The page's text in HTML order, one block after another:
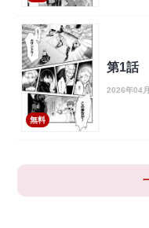
無料
第1話
2026年04